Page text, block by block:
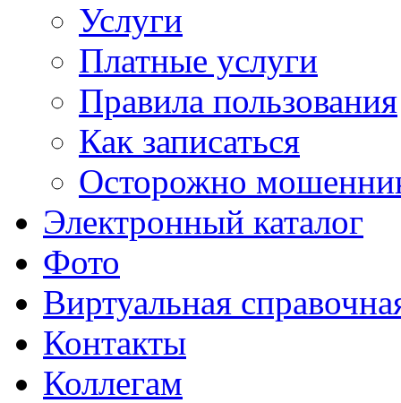
Услуги
Платные услуги
Правила пользования
Как записаться
Осторожно
Электронный каталог
Фото
Виртуальная
Контакты
Коллегам